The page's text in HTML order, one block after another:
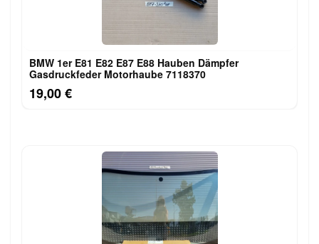
BMW 1er E81 E82 E87 E88 Hauben Dämpfer
Gasdruckfeder Motorhaube 7118370
19,00 €